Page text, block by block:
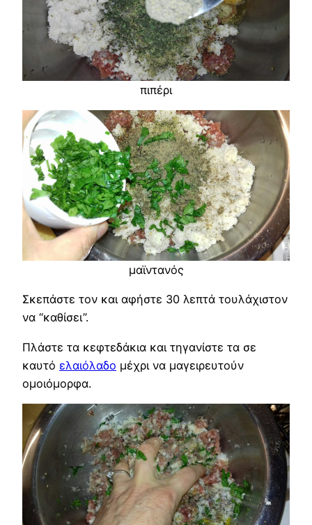
πιπέρι
μαϊντανός
Σκεπάστε τον και αφήστε 30 λεπτά τουλάχιστον
να “καθίσει”.
Πλάστε τα κεφτεδάκια και τηγανίστε τα σε
καυτό ελαιόλαδο μέχρι να μαγειρευτούν
ομοιόμορφα.